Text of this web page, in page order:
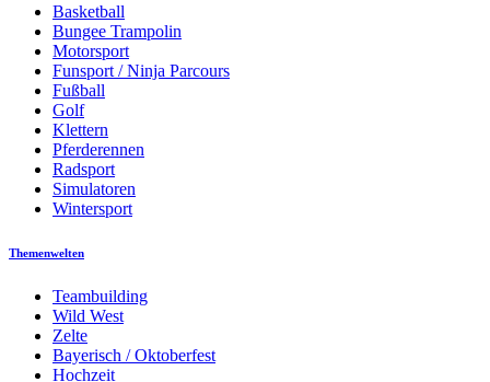
Basketball
Bungee Trampolin
Motorsport
Funsport / Ninja Parcours
Fußball
Golf
Klettern
Pferderennen
Radsport
Simulatoren
Wintersport
Themenwelten
Teambuilding
Wild West
Zelte
Bayerisch / Oktoberfest
Hochzeit